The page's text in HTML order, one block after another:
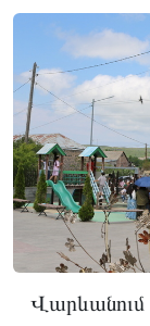
Վարևանում